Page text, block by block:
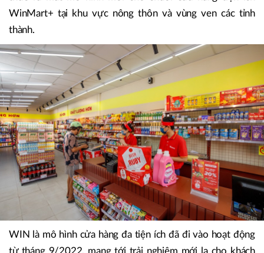
mới (Premium và Urban) tại khu vực thành thị thu hút
đông đảo sự chú ý của người tiêu dùng cả nước. Tiếp nối
thành công này, WinCommerce vừa khai trương 37 cửa
hàng WIN tại TP. Hồ Chí Minh và Hà Nội, đồng thời chính
thức ra mắt mô hình mới cho chuỗi cửa hàng tiện ích
WinMart+ tại khu vực nông thôn và vùng ven các tỉnh
thành.